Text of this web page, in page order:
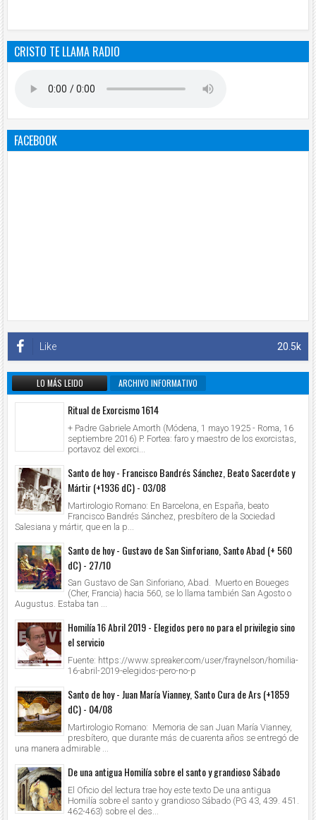
CRISTO TE LLAMA RADIO
FACEBOOK
20.5k
Like
LO MÁS LEIDO ARCHIVO INFORMATIVO
Ritual de Exorcismo 1614
+ Padre Gabriele Amorth (Módena, 1 mayo 1925 - Roma, 16
septiembre 2016) P. Fortea: faro y maestro de los exorcistas,
portavoz del exorci...
Santo de hoy - Francisco Bandrés Sánchez, Beato Sacerdote y
Mártir (+1936 dC) - 03/08
Martirologio Romano: En Barcelona, en España, beato
Francisco Bandrés Sánchez, presbítero de la Sociedad
Salesiana y mártir, que en la p...
Santo de hoy - Gustavo de San Sinforiano, Santo Abad (+ 560
dC) - 27/10
San Gustavo de San Sinforiano, Abad. Muerto en Boueges
(Cher, Francia) hacia 560, se lo llama también San Agosto o
Augustus. Estaba tan ...
Homilía 16 Abril 2019 - Elegidos pero no para el privilegio sino
el servicio
Fuente: https://www.spreaker.com/user/fraynelson/homilia-
16-abril-2019-elegidos-pero-no-p
Santo de hoy - Juan María Vianney, Santo Cura de Ars (+1859
dC) - 04/08
Martirologio Romano: Memoria de san Juan María Vianney,
presbítero, que durante más de cuarenta años se entregó de
una manera admirable ...
De una antigua Homilía sobre el santo y grandioso Sábado
El Oficio del lectura trae hoy este texto De una antigua
Homilía sobre el santo y grandioso Sábado (PG 43, 439. 451.
462-463) sobre el des...